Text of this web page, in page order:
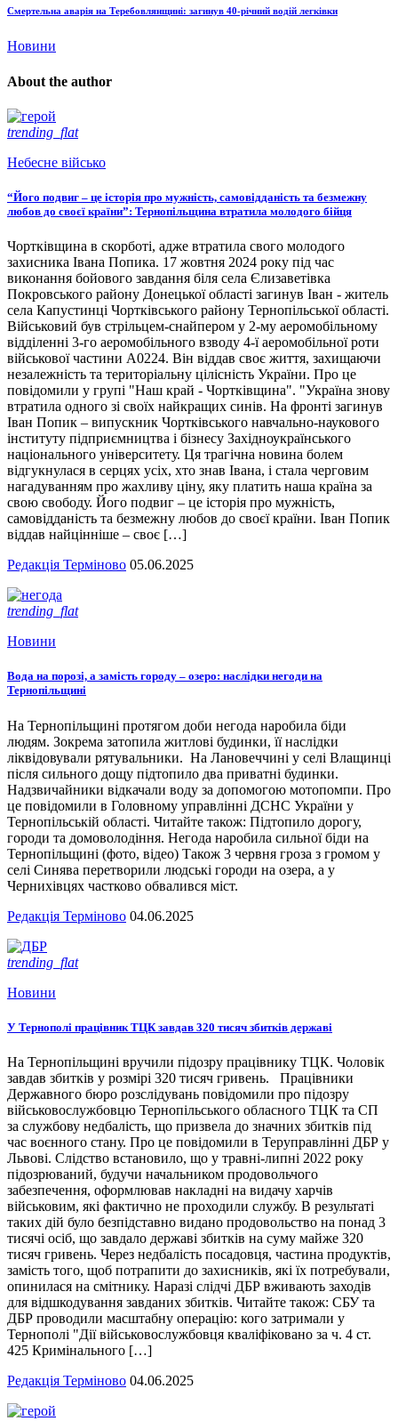
Смертельна аварія на Теребовлянщині: загинув 40-річний водій легківки
Новини
About the author
trending_flat
Небесне військо
“Його подвиг – це історія про мужність, самовідданість та безмежну
любов до своєї країни”: Тернопільщина втратила молодого бійця
Чортківщина в скорботі, адже втратила свого молодого
захисника Івана Попика. 17 жовтня 2024 року під час
виконання бойового завдання біля села Єлизаветівка
Покровського району Донецької області загинув Іван - житель
села Капустинці Чортківського району Тернопільської області.
Військовий був стрільцем-снайпером у 2-му аеромобільному
відділенні 3-го аеромобільного взводу 4-ї аеромобільної роти
військової частини А0224. Він віддав своє життя, захищаючи
незалежність та територіальну цілісність України. Про це
повідомили у групі "Наш край - Чортківщина". "Україна знову
втратила одного зі своїх найкращих синів. На фронті загинув
Іван Попик – випускник Чортківського навчально-наукового
інституту підприємництва і бізнесу Західноукраїнського
національного університету. Ця трагічна новина болем
відгукнулася в серцях усіх, хто знав Івана, і стала черговим
нагадуванням про жахливу ціну, яку платить наша країна за
свою свободу. Його подвиг – це історія про мужність,
самовідданість та безмежну любов до своєї країни. Іван Попик
віддав найцінніше – своє […]
Редакція Терміново 05.06.2025
trending_flat
Новини
Вода на порозі, а замість городу – озеро: наслідки негоди на
Тернопільщині
На Тернопільщині протягом доби негода наробила біди
людям. Зокрема затопила житлові будинки, її наслідки
ліквідовували рятувальники. На Лановеччині у селі Влащинці
після сильного дощу підтопило два приватні будинки.
Надзвичайники відкачали воду за допомогою мотопомпи. Про
це повідомили в Головному управлінні ДСНС України у
Тернопільській області. Читайте також: Підтопило дорогу,
городи та домоволодіння. Негода наробила сильної біди на
Тернопільщині (фото, відео) Також 3 червня гроза з громом у
селі Синява перетворили людські городи на озера, а у
Чернихівцях частково обвалився міст.
Редакція Терміново 04.06.2025
trending_flat
Новини
У Тернополі працівник ТЦК завдав 320 тисяч збитків державі
На Тернопільщині вручили підозру працівнику ТЦК. Чоловік
завдав збитків у розмірі 320 тисяч гривень. Працівники
Державного бюро розслідувань повідомили про підозру
військовослужбовцю Тернопільського обласного ТЦК та СП
за службову недбалість, що призвела до значних збитків під
час воєнного стану. Про це повідомили в Теруправлінні ДБР у
Львові. Слідство встановило, що у травні-липні 2022 року
підозрюваний, будучи начальником продовольчого
забезпечення, оформлював накладні на видачу харчів
військовим, які фактично не проходили службу. В результаті
таких дій було безпідставно видано продовольство на понад 3
тисячі осіб, що завдало державі збитків на суму майже 320
тисяч гривень. Через недбалість посадовця, частина продуктів,
замість того, щоб потрапити до захисників, які їх потребували,
опинилася на смітнику. Наразі слідчі ДБР вживають заходів
для відшкодування завданих збитків. Читайте також: СБУ та
ДБР проводили масштабну операцію: кого затримали у
Тернополі "Дії військовослужбовця кваліфіковано за ч. 4 ст.
425 Кримінального […]
Редакція Терміново 04.06.2025